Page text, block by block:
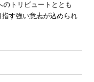
のトリビュートととも
す強い意志が込められ